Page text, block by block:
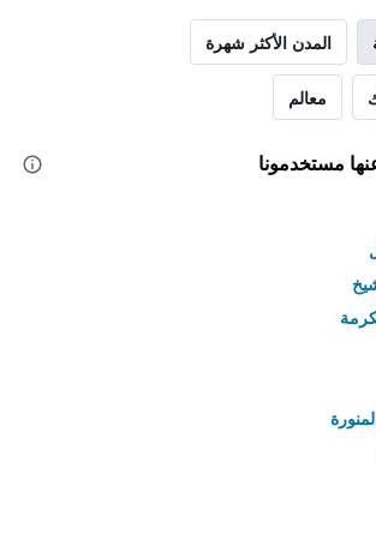
المدن الأكثر شهرة
معالم
مستخدمونا